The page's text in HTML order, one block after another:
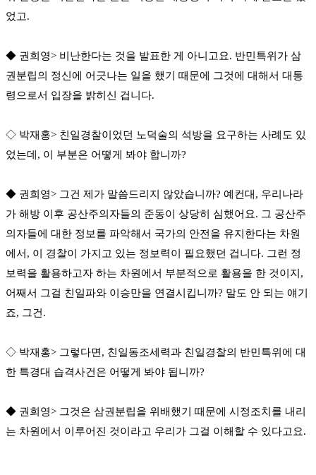
었고.
◆ 권희영> 비난한다는 것을 발표한 게 아니고요. 반민특위가 삼
권분립의 정신에 어긋나는 일을 했기 때문에 그것에 대해서 대통
령으로서 입장을 밝히신 겁니다.
◇ 박재홍> 친일경찰이었던 노덕술의 석방을 요구하는 사례도 있
었는데, 이 부분은 어떻게 봐야 합니까?
◆ 권희영> 그건 제가 말씀드리지 않았습니까? 예컨대, 우리나라
가 해방 이후 공산주의자들의 준동이 상당히 심했어요. 그 공산주
의자들에 대한 정보를 파악해서 국가의 안전을 유지한다는 차원
에서, 이 경찰이 가지고 있는 정보력이 필요했던 겁니다. 그런 정
보력을 활용하고자 하는 차원에서 부분적으로 활용을 한 것이지,
어째서 그걸 친일파와 이승만을 연결시킵니까? 말도 안 되는 얘기
죠, 그건.
◇ 박재홍> 그렇다면, 친일동조세력과 친일경찰의 반민특위에 대
한 특경대 습격사건은 어떻게 봐야 됩니까?
◆ 권희영> 그것은 삼권분립을 위배했기 때문에 시정조치를 내리
는 차원에서 이루어진 것이라고 우리가 그걸 이해할 수 있다고요.